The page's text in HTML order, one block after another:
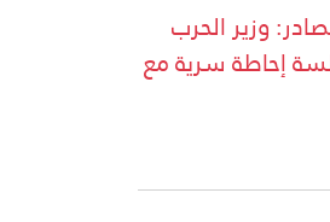
وزير الحرب
إحاطة سرية مع